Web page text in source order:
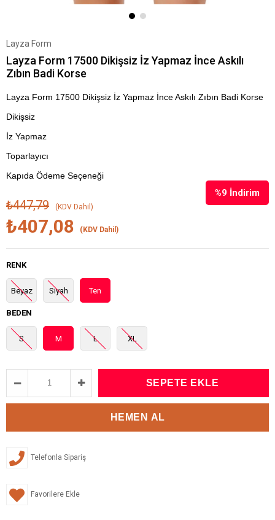
Layza Form
Layza Form 17500 Dikişsiz İz Yapmaz İnce Askılı
Zıbın Badi Korse
Layza Form 17500 Dikişsiz İz Yapmaz İnce Askılı Zıbın Badi Korse
Dikişsiz
İz Yapmaz
Toparlayıcı
Kapıda Ödeme Seçeneği
%9 İndirim
₺447,79 (KDV Dahil)
₺407,08 (KDV Dahil)
RENK
Beyaz Siyah Ten
BEDEN
S M L XL
Telefonla Sipariş
Favorilere Ekle